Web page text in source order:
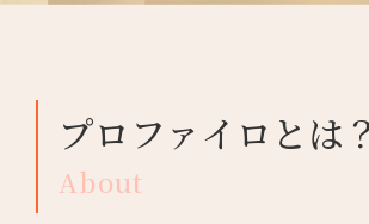
プロファイロとは？
About